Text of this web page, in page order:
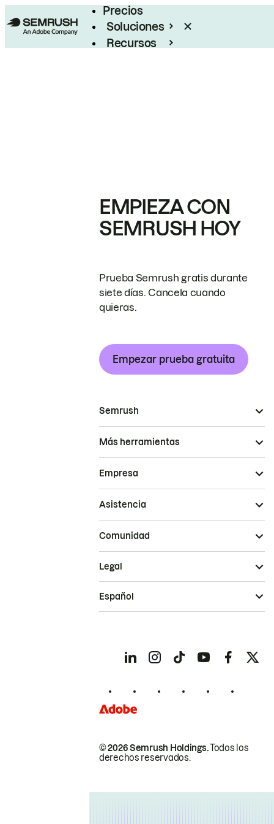
Precios
Soluciones
Recursos
EMPIEZA CON
SEMRUSH HOY
Prueba Semrush gratis durante
siete días. Cancela cuando
quieras.
Empezar prueba gratuita
Semrush
Más herramientas
Empresa
Asistencia
Comunidad
© 2026 Semrush Holdings.Todos los
derechos reservados.
Legal
Español